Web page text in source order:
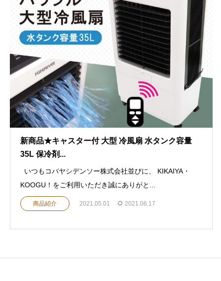
新商品★キャスター付 大型 冷風扇 水タンク容量
35L 保冷剤...
いつもコバヤシデンソー株式会社並びに、 KIKAIYA・
KOOGU！をご利用いただき誠にありがと...
商品紹介 2021.05.01 2021.06.17